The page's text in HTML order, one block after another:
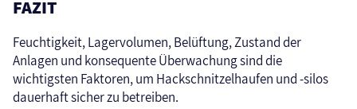
FAZIT
Feuchtigkeit, Lagervolumen, Belüftung, Zustand der
Anlagen und konsequente Überwachung sind die
wichtigsten Faktoren, um Hackschnitzelhaufen und -silos
dauerhaft sicher zu betreiben.